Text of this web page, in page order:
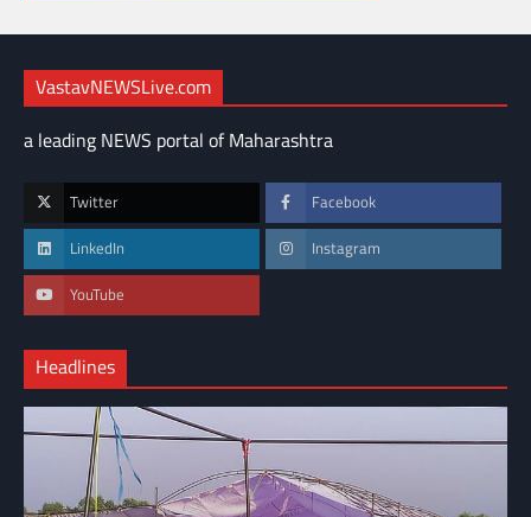
VastavNEWSLive.com
a leading NEWS portal of Maharashtra
Twitter Facebook
LinkedIn Instagram
YouTube
Headlines